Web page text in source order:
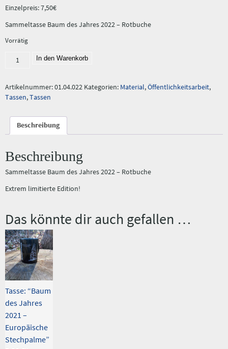
Einzelpreis: 7,50€
Sammeltasse Baum des Jahres 2022 – Rotbuche
Vorrätig
Tasse:
Jahres
2022
Rotbuche”
Menge
In den Warenkorb
Artikelnummer:01.04.022 Kategorien: Material,Öffentlichkeitsarbeit,
Tassen,Tassen
Beschreibung
Beschreibung
Sammeltasse Baum des Jahres 2022 – Rotbuche
Extrem limitierte Edition!
Das könnte dir auch gefallen …
Tasse: “Baum
des Jahres
2021 –
Europäische
Stechpalme”